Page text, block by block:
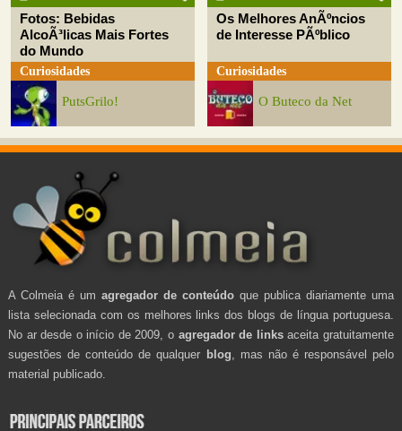
Fotos: Bebidas
AlcoÃ³licas Mais Fortes
do Mundo
Curiosidades
PutsGrilo!
Os Melhores AnÃºncios
de Interesse PÃºblico
Curiosidades
O Buteco da Net
A Colmeia é um agregador de conteúdo que publica diariamente uma
lista selecionada com os melhores links dos blogs de língua portuguesa.
No ar desde o início de 2009, o agregador de linksaceita gratuitamente
sugestões de conteúdo de qualquer blog , mas não é responsável pelo
material publicado.